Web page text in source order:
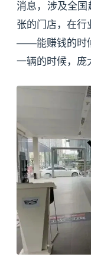
消息，涉及全国
张的门店，在行
——能赚钱的时
一辆的时候，庞